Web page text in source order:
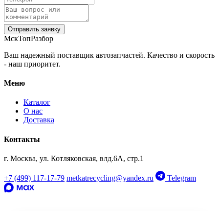
OEM: 4E0857505
›
Отправить заявку
МскТопРазбор
Ваш надежный поставщик автозапчастей. Качество и скорость
- наш приоритет.
Меню
Каталог
О нас
Доставка
Контакты
г. Москва, ул. Котляковская, влд.6А, стр.1
+7 (499) 117-17-79 metkatrecycling@yandex.ru Telegram